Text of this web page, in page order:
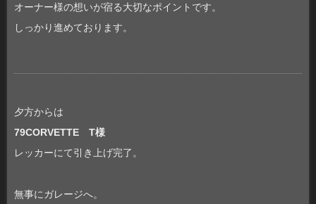
オーナー様の想いが宿る大切なポイントです。
しっかり進めております。
夕方からは
79CORVETTE T様
レッカーにて引き上げ完了。
無事にガレージへ。